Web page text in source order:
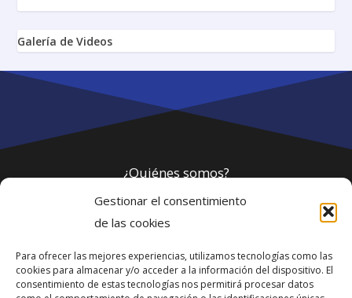
Gestionar el consentimiento
de las cookies
Para ofrecer las mejores experiencias, utilizamos tecnologías como las
cookies para almacenar y/o acceder a la información del dispositivo. El
consentimiento de estas tecnologías nos permitirá procesar datos
Galería de Videos
¿Quiénes somos?
Política de privacidad
Webmaster
soporte@fotosdlahabana.com